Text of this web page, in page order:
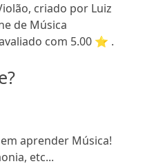
criado por Luiz
de Música
com 5.00 ⭐ .
aprender Música!
etc...